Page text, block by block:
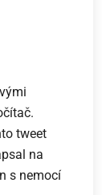
tweet
na
s nemocí